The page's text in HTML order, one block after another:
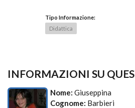
Tipo Informazione:
Didattica
INFORMAZIONI SU
Nome: Giuseppina
Cognome: Barbieri